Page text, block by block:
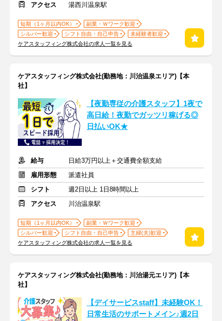
アクセス
湯西川温泉駅
短期（1ヶ月以内OK）
副業・Ｗワーク歓迎
シルバー歓迎
シフト自由・自己申告
未経験者歓迎
ケアスタッフィング株式会社の求人一覧を見る
ケアスタッフィング株式会社(勤務地：川治温泉エリア)【本
社】
【夜勤専従の介護スタッフ】1夜で
高日給！夜勤でガッツリ稼げる◎
日払いOK★
給与
日給3万円以上＋交通費全額支給
雇用形態
派遣社員
シフト
週2日以上 1日8時間以上
アクセス
川治温泉駅
短期（1ヶ月以内OK）
副業・Ｗワーク歓迎
シルバー歓迎
シフト自由・自己申告
主婦(夫)歓迎
ケアスタッフィング株式会社の求人一覧を見る
ケアスタッフィング株式会社(勤務地：川治湯元エリア)【本
社】
【デイサービスstaff】未経験OK！
日常生活のサポートメイン♪週2日